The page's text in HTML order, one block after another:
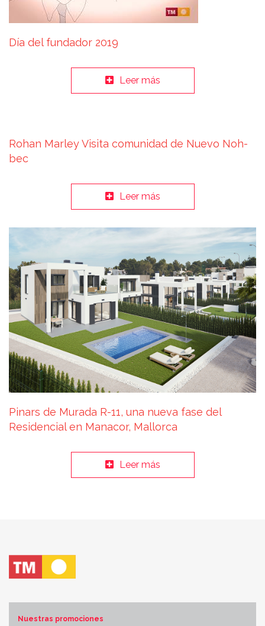
Día del fundador 2019
Leer más
Rohan Marley Visita comunidad de Nuevo Noh-
bec
Leer más
Pinars de Murada R-11, una nueva fase del
Residencial en Manacor, Mallorca
Leer más
Nuestras promociones